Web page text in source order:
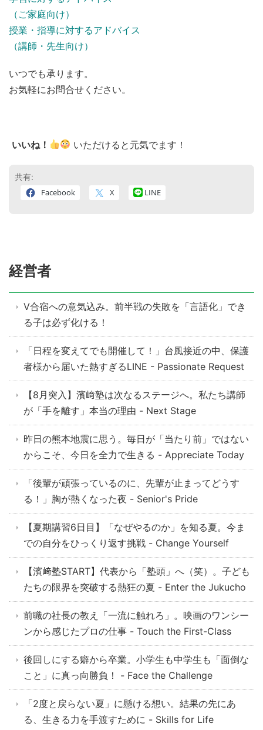
（ご家庭向け）
授業・指導に対するアドバイス
（講師・先生向け）
いつでも承ります。
お気軽にお問合せください。
いいね！ いただけると元気でます！
共有:
Facebook X LINE
経営者
V合宿への意気込み。前半戦の失敗を「言語化」でき
る子は必ず化ける！
「日程を変えてでも開催して！」台風接近の中、保護
者様から届いた熱すぎるLINE - Passionate Request
【8月突入】濱﨑塾は次なるステージへ。私たち講師
が「手を離す」本当の理由 - Next Stage
昨日の熊本地震に思う。毎日が「当たり前」ではない
からこそ、今日を全力で生きる - Appreciate Today
「後輩が頑張っているのに、先輩が止まってどうす
る！」胸が熱くなった夜 - Senior's Pride
【夏期講習6日目】「なぜやるのか」を知る夏。今ま
での自分をひっくり返す挑戦 - Change Yourself
【濱﨑塾START】代表から「塾頭」へ（笑）。子ども
たちの限界を突破する熱狂の夏 - Enter the Jukucho
前職の社長の教え「一流に触れろ」。映画のワンシー
ンから感じたプロの仕事 - Touch the First-Class
後回しにする癖から卒業。小学生も中学生も「面倒な
こと」に真っ向勝負！ - Face the Challenge
「2度と戻らない夏」に懸ける想い。結果の先にあ
る、生きる力を手渡すために - Skills for Life